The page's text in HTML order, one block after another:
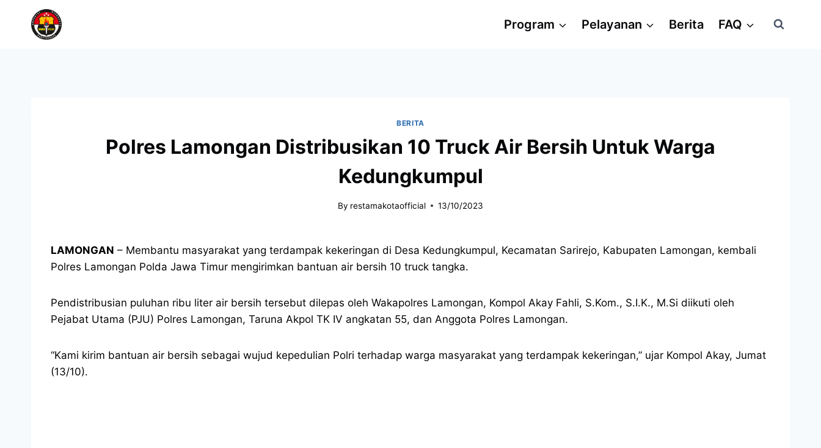
Program Pelayanan Berita FAQ
BERITA
Polres Lamongan Distribusikan 10 Truck Air Bersih Untuk Warga
Kedungkumpul
By restamakotaofficial 13/10/2023
LAMONGAN – Membantu masyarakat yang terdampak kekeringan di Desa Kedungkumpul, Kecamatan Sarirejo, Kabupaten Lamongan, kembali
Polres Lamongan Polda Jawa Timur mengirimkan bantuan air bersih 10 truck tangka.
Pendistribusian puluhan ribu liter air bersih tersebut dilepas oleh Wakapolres Lamongan, Kompol Akay Fahli, S.Kom., S.I.K., M.Si diikuti oleh
Pejabat Utama (PJU) Polres Lamongan, Taruna Akpol TK IV angkatan 55, dan Anggota Polres Lamongan.
“Kami kirim bantuan air bersih sebagai wujud kepedulian Polri terhadap warga masyarakat yang terdampak kekeringan,” ujar Kompol Akay, Jumat
(13/10).